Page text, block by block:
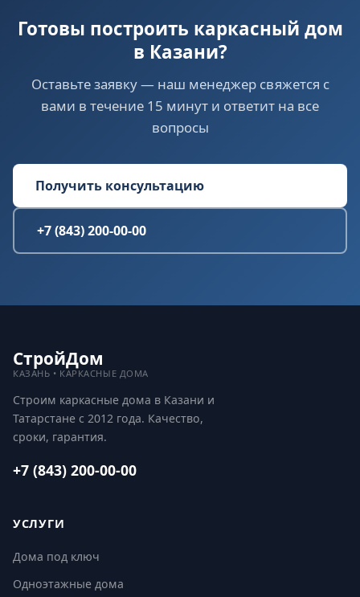
Готовы построить каркасный дом
в Казани?
Оставьте заявку — наш менеджер свяжется с
вами в течение 15 минут и ответит на все
вопросы
Получить консультацию
+7 (843) 200-00-00
СтройДом
КАЗАНЬ • КАРКАСНЫЕ ДОМА
Строим каркасные дома в Казани и
Татарстане с 2012 года. Качество,
сроки, гарантия.
+7 (843) 200-00-00
УСЛУГИ
Дома под ключ
Одноэтажные дома